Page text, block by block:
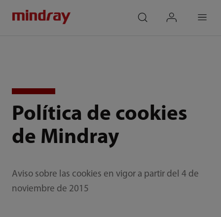
Política de cookies
de Mindray
Aviso sobre las cookies en vigor a partir del 4 de
noviembre de 2015